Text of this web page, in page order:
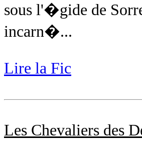
sous l'�gide de
incarn�...
Lire la Fic
Les Chevaliers des